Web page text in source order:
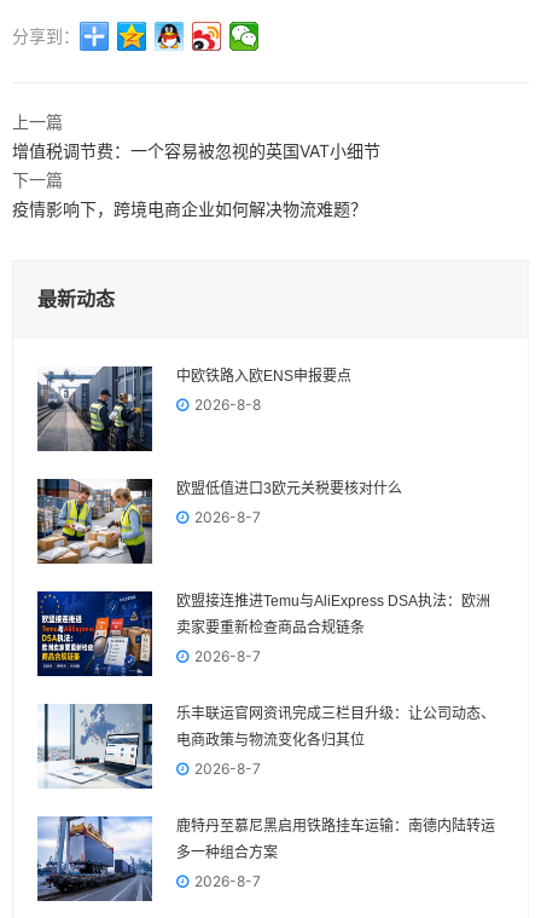
分享到：
上一篇
增值税调节费：一个容易被忽视的英国VAT小细节
下一篇
疫情影响下，跨境电商企业如何解决物流难题？
最新动态
中欧铁路入欧ENS申报要点
2026-8-8
欧盟低值进口3欧元关税要核对什么
2026-8-7
欧盟接连推进Temu与AliExpress DSA执法：欧洲
卖家要重新检查商品合规链条
2026-8-7
乐丰联运官网资讯完成三栏目升级：让公司动态、
电商政策与物流变化各归其位
2026-8-7
鹿特丹至慕尼黑启用铁路挂车运输：南德内陆转运
多一种组合方案
2026-8-7